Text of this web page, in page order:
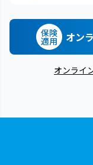
保険
適用 オン
オンライ